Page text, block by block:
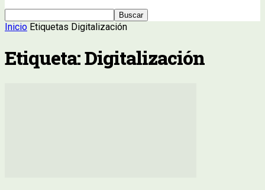
Inicio Etiquetas Digitalización
Etiqueta: Digitalización